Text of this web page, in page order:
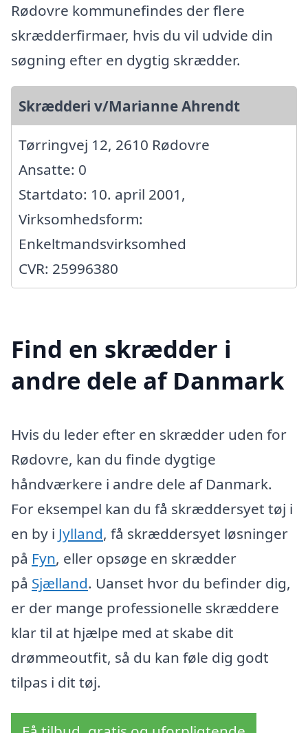
Rødovre kommunefindes der flere
skrædderfirmaer, hvis du vil udvide din
søgning efter en dygtig skrædder.
Skrædderi v/Marianne Ahrendt
Tørringvej 12, 2610 Rødovre
Ansatte: 0
Startdato: 10. april 2001,
Virksomhedsform:
Enkeltmandsvirksomhed
CVR: 25996380
Find en skrædder i
andre dele af Danmark
Hvis du leder efter en skrædder uden for
Rødovre, kan du finde dygtige
håndværkere i andre dele af Danmark.
For eksempel kan du få skræddersyet tøj i
en by i Jylland, få skræddersyet løsninger
på Fyn, eller opsøge en skrædder
på Sjælland. Uanset hvor du befinder dig,
er der mange professionelle skræddere
klar til at hjælpe med at skabe dit
drømmeoutfit, så du kan føle dig godt
tilpas i dit tøj.